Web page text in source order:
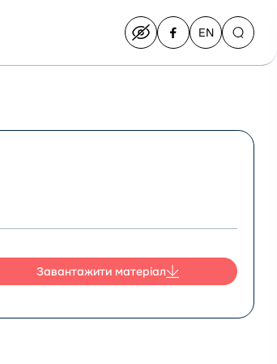
Switch
English
EN
Завантажити матеріал